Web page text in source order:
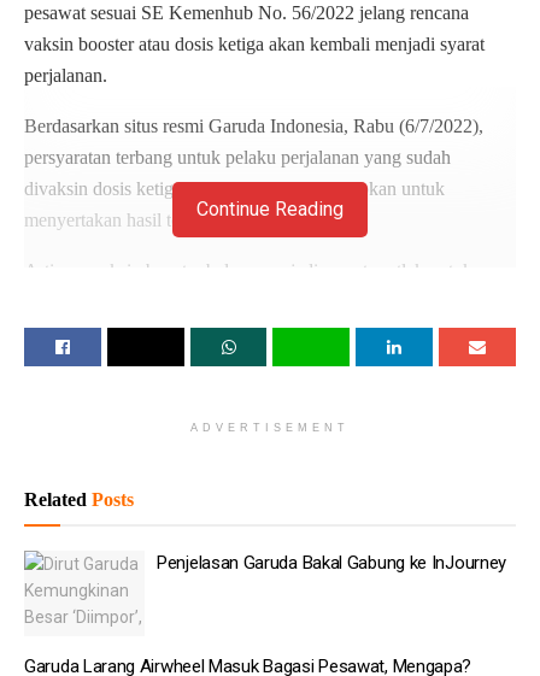
pesawat sesuai SE Kemenhub No. 56/2022 jelang rencana
vaksin booster atau dosis ketiga akan kembali menjadi syarat
perjalanan.
Berdasarkan situs resmi Garuda Indonesia, Rabu (6/7/2022),
persyaratan terbang untuk pelaku perjalanan yang sudah
divaksin dosis ketiga dan kedua tidak diwajibkan untuk
menyertakan hasil tes Covid-19.
Artinya, vaksin booster belum menjadi syarat mutlak untuk
yang sudah divaksin minimal dosis kedua, maka masih bisa
terbang dengan dua maskapai tersebut tanpa hasil tes Covid-19.
BRIN Ajukan Tambahan Dana Riset Rp 1 Triliun
Menkes Audit Dugaan Nakes Hina Pasien BPJS
BPS: Tingkat Kepuasan Jemaah Haji Indonesia 2026
Continue Reading
ADVERTISEMENT
Related Posts
Penjelasan Garuda Bakal Gabung ke InJourney
Garuda Larang Airwheel Masuk Bagasi Pesawat, Mengapa?